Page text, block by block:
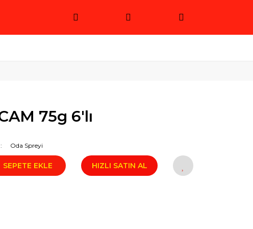
75g 6'lı
Oda Spreyi
SEPETE EKLE HIZLI SATIN AL